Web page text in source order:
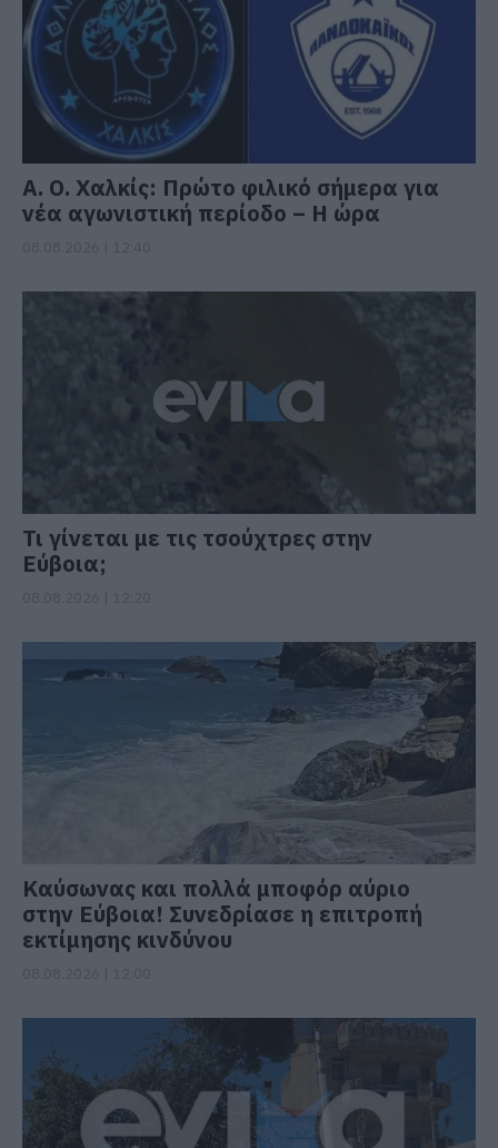
Α. Ο. Χαλκίς: Πρώτο φιλικό σήμερα για
νέα αγωνιστική περίοδο – Η ώρα
Τι γίνεται με τις τσούχτρες στην
Εύβοια;
Καύσωνας και πολλά μποφόρ αύριο
στην Εύβοια! Συνεδρίασε η επιτροπή
εκτίμησης κινδύνου